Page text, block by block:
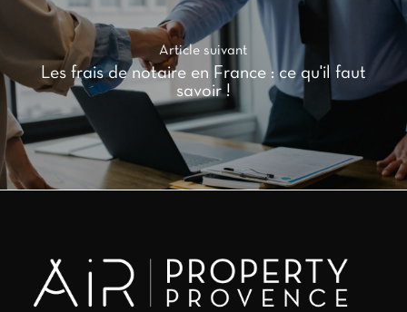
Article suivant
Les frais de notaire en France : ce qu'il faut
savoir !